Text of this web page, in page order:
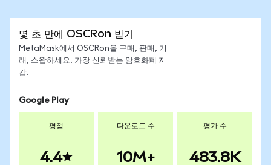
몇 초 만에 OSCRon 받기
MetaMask에서 OSCRon을 구매, 판매, 거
래, 스왑하세요. 가장 신뢰받는 암호화폐 지
갑.
Google Play
평점
4.4
다운로드 수
10M+
평가 수
483.8K